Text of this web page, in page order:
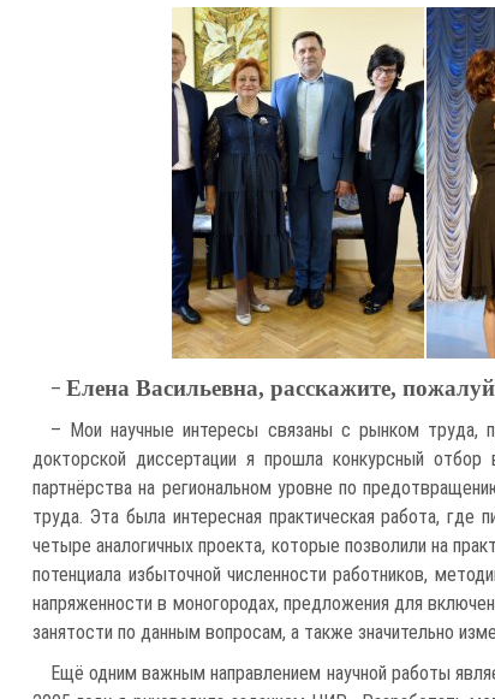
– Елена Васильевна, расскажите,
– Мои научные интересы связаны с рынком труда,
докторской диссертации я прошла конкурсный
партнёрства на региональном уровне по
труда. Эта была интересная практическая работа,
четыре аналогичных проекта, которые позволили на
потенциала избыточной численности работников,
напряженности в моногородах, предложения для
занятости по данным вопросам, а также значительно
Ещё одним важным направлением научной работы